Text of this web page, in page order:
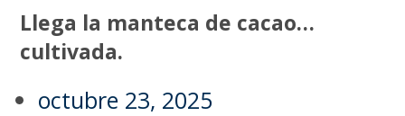
Llega la manteca de cacao…
cultivada.
octubre 23, 2025